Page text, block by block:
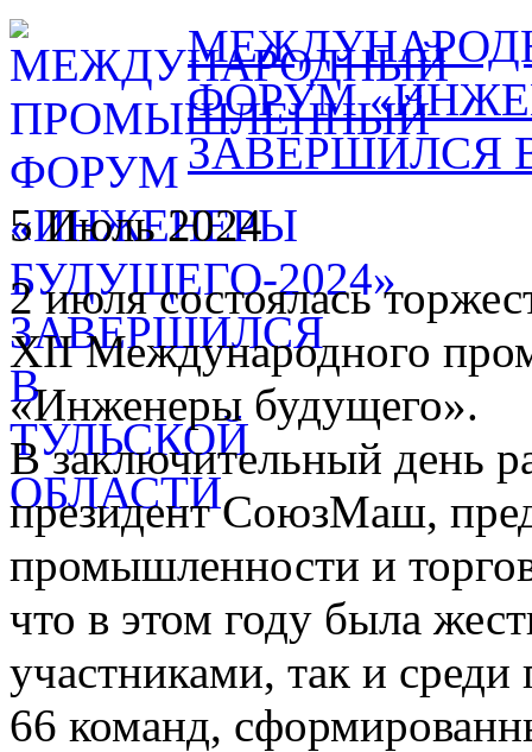
ФОРУМ
ЗАВЕРШИЛСЯ
5 Июль 2024
2 июля состоялась
XII Международного
«Инженеры будущего».
В заключительный день
президент СоюзМаш,
промышленности и
что в этом году была
участниками, так и
66 команд,